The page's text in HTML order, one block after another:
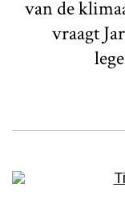
van de
vraagt